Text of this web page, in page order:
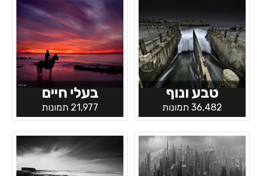
טבע ונוף
36,482 תמונות
בעלי חיים
21,977 תמונות